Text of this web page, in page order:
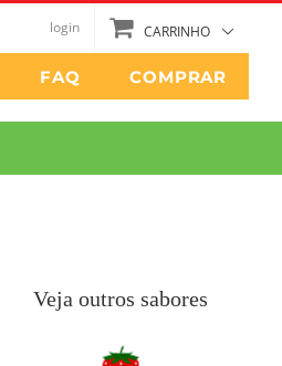
login CARRINHO
FAQ COMPRAR
Veja outros sabores